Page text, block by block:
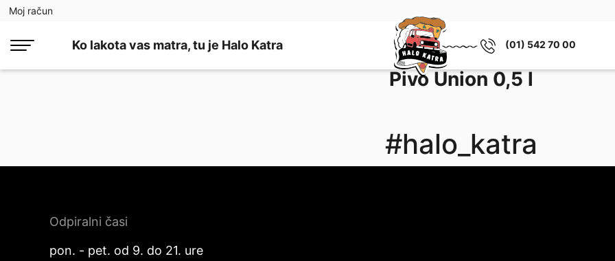
Moj račun
Ko lakota vas matra, tu je Halo Katra (01) 542 70 00
Pivo Union 0,5 l
#halo_katra
Odpiralni časi
pon. - pet. od 9. do 21. ure